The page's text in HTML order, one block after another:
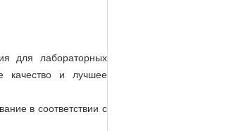
для лабораторных
качество и лучшее
в соответствии с